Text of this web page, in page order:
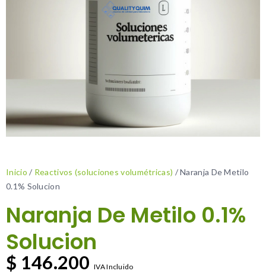
Inicio / Reactivos (soluciones volumétricas) / Naranja De Metilo
0.1% Solucion
Naranja De Metilo 0.1%
Solucion
$ 146.200 IVA Incluido